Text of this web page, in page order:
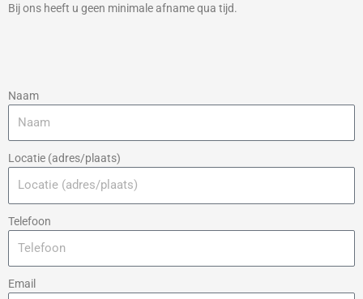
Bij ons heeft u geen minimale afname qua tijd.
Naam
Locatie (adres/plaats)
Telefoon
Email